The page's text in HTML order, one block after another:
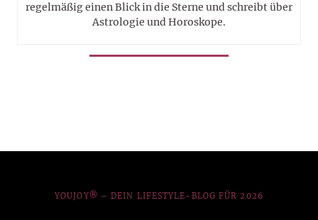
regelmäßig einen Blick in die Sterne und schreibt über
Astrologie und Horoskope.
YOUJOY® – DEIN LIFESTYLE-BLOG FÜR 2026